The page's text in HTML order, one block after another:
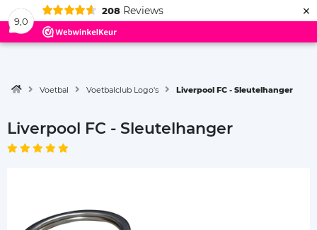
9,0
208 Reviews ×
Menu
Voetbal Voetbalclub Logo's Liverpool FC - Sleutelhanger
Liverpool FC - Sleutelhanger